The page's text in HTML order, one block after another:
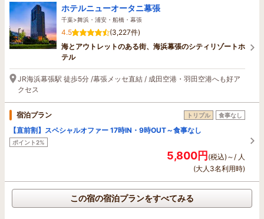
ホテルニューオータニ幕張
千葉>舞浜・浦安・船橋・幕張
4.5
(3,227件)
海とアウトレットのある街、海浜幕張のシティリゾートホ
テル
JR海浜幕張駅 徒歩5分 /幕張メッセ直結 / 成田空港・羽田空港へも好ア
クセス
宿泊プラン トリプル 食事なし
【直前割】スペシャルオファー 17時IN・9時OUT～食事なし
ポイント2%
5,800円(税込)～/ 人
(大人3名利用時)
この宿の宿泊プランをすべてみる